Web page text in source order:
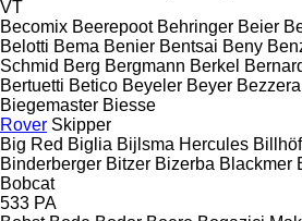
VT
Becomix Beerepoot Behringer Beier
Belotti Bema Benier Bentsai Beny
Schmid Berg Bergmann Berkel
Bertuetti Betico Beyeler Beyer Bezzera
Biegemaster Biesse
Rover Skipper
Big Red Biglia Bijlsma Hercules
Binderberger Bitzer Bizerba Blackmer
Bobcat
533 PA